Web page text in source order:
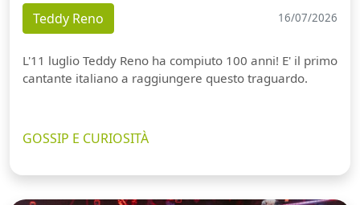
Teddy Reno 16/07/2026
L'11 luglio Teddy Reno ha compiuto 100 anni! E' il primo
cantante italiano a raggiungere questo traguardo.
GOSSIP E CURIOSITÀ